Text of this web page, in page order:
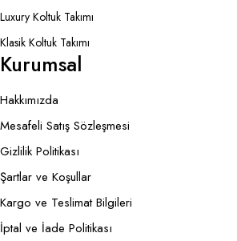
Luxury Koltuk Takımı
Klasik Koltuk Takımı
Kurumsal
Hakkımızda
Mesafeli Satış Sözleşmesi
Gizlilik Politikası
Şartlar ve Koşullar
Kargo ve Teslimat Bilgileri
İptal ve İade Politikası